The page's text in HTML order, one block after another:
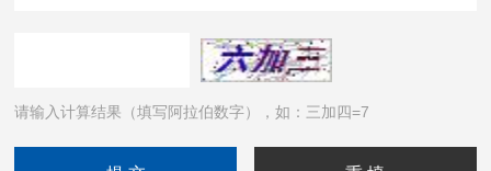
请输入计算结果（填写阿拉伯数字），如：三加四=7